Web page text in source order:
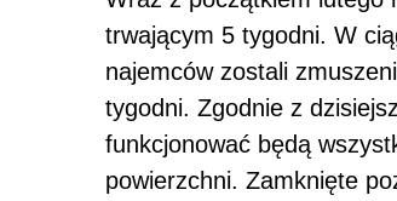
trwającym 5 tygodni. W
najemców zostali
tygodni. Zgodnie z
funkcjonować będą
powierzchni. Zamknięte